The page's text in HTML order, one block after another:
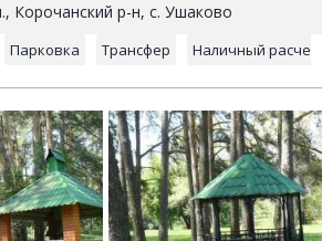
Корочанский р-н, с. Ушаково
Парковка Трансфер Наличный расчет